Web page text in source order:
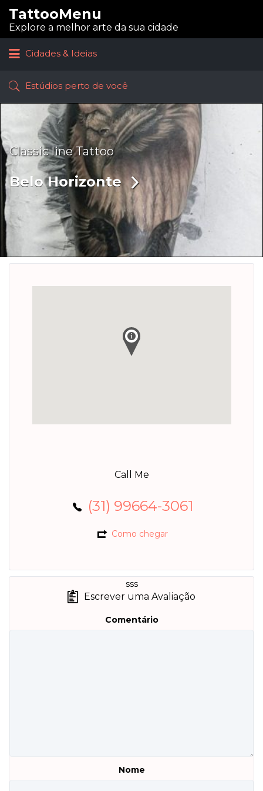
TattooMenu
Explore a melhor arte da sua cidade
Cidades & Ideias
Estúdios perto de você
Classic line Tattoo
Belo Horizonte
Call Me
(31) 99664-3061
Como chegar
sss
Escrever uma Avaliação
Comentário
Nome